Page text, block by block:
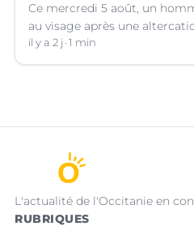
Ce mercredi 5 août, un
au visage après une
téléphone portable à
il y a 2 j 1 min
L'actualité de l'Occitanie en
RUBRIQUES